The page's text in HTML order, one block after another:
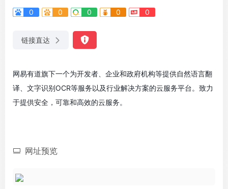
0
0 0 0 0
链接直达
网易有道旗下一个为开发者、企业和政府机构等提供自然语言翻
译、文字识别OCR等服务以及行业解决方案的云服务平台。致力
于提供安全，可靠和高效的云服务。
网址预览